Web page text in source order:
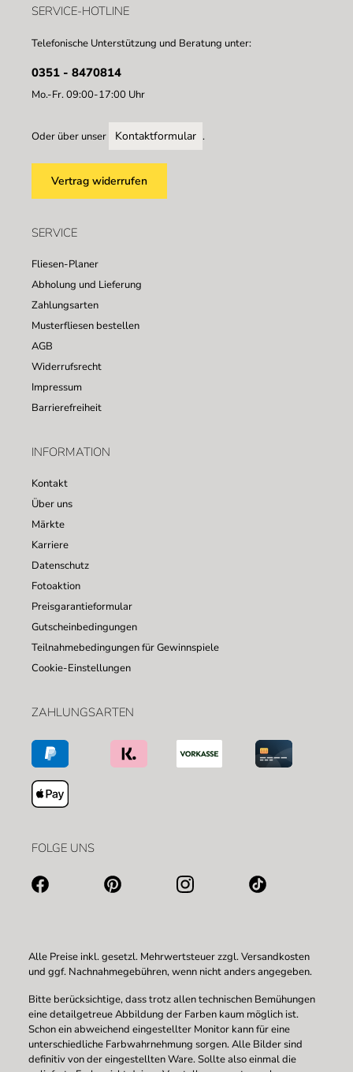
SERVICE-HOTLINE
Telefonische Unterstützung und Beratung unter:
0351 - 8470814
Mo.-Fr. 09:00-17:00 Uhr
Oder über unser Kontaktformular .
Vertrag widerrufen
SERVICE
Fliesen-Planer
Abholung und Lieferung
Zahlungsarten
Musterfliesen bestellen
AGB
Widerrufsrecht
Impressum
Barrierefreiheit
INFORMATION
Kontakt
Über uns
Märkte
Karriere
Datenschutz
Fotoaktion
Preisgarantieformular
Gutscheinbedingungen
Teilnahmebedingungen für Gewinnspiele
Cookie-Einstellungen
ZAHLUNGSARTEN
FOLGE UNS
Alle Preise inkl. gesetzl. Mehrwertsteuer zzgl.Versandkosten
und ggf. Nachnahmegebühren, wenn nicht anders angegeben.
Bitte berücksichtige, dass trotz allen technischen Bemühungen
eine detailgetreue Abbildung der Farben kaum möglich ist.
Schon ein abweichend eingestellter Monitor kann für eine
unterschiedliche Farbwahrnehmung sorgen. Alle Bilder sind
definitiv von der eingestellten Ware. Sollte also einmal die